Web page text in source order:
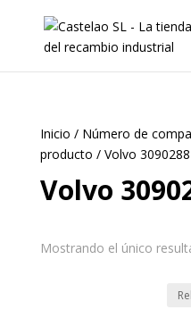
Inicio / Número de
producto / Volvo 3090288
Volvo
Mostrando el único